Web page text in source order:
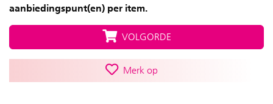
aanbiedingspunt(en) per item.
VOLGORDE
Merk op